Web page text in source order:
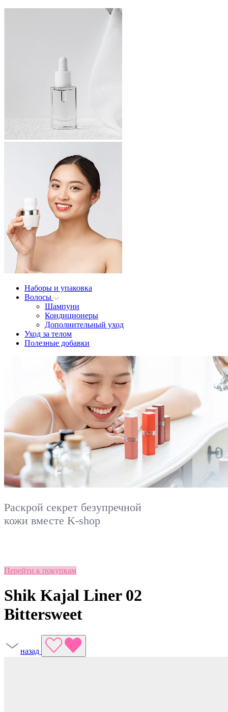
Наборы и упаковка
Волосы
Шампуни
Кондиционеры
Дополнительный уход
Уход за телом
Полезные добавки
Раскрой секрет безупречной
кожи вместе K-shop
Перейти к покупкам
Shik Kajal Liner 02
Bittersweet
назад